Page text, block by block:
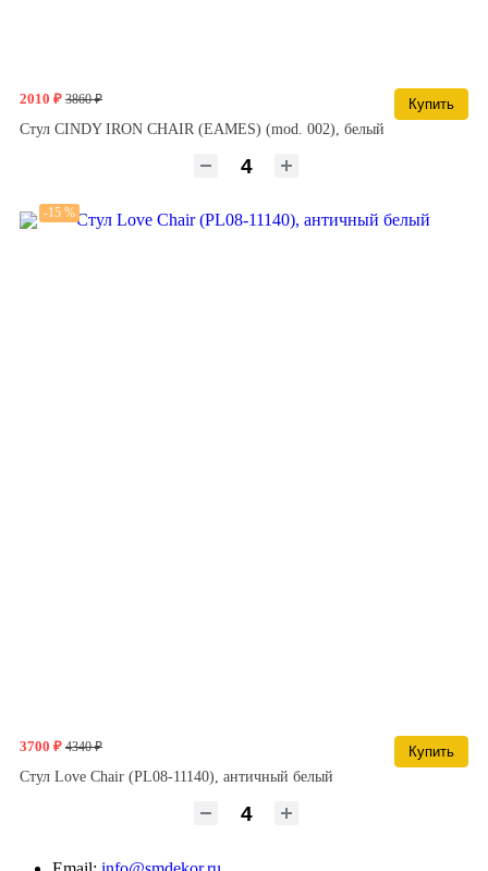
2010 ₽ 3860 ₽
Купить
Стул CINDY IRON CHAIR (EAMES) (mod. 002), белый
3700 ₽ 4340 ₽
-15 %
Купить
Стул Love Chair (PL08-11140), античный белый